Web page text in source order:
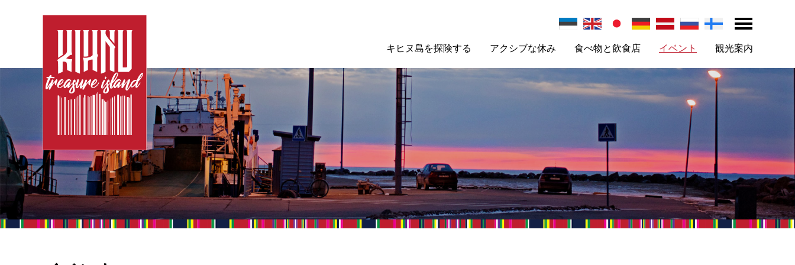
キヒヌ島を探険する アクシブな休み 食べ物と飲食店 イベント 観光案内